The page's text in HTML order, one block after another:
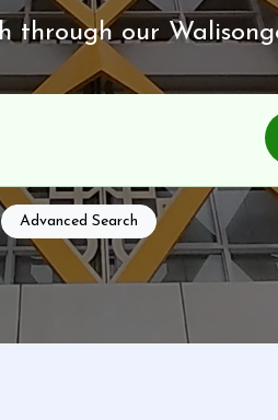
through our
Advanced Search